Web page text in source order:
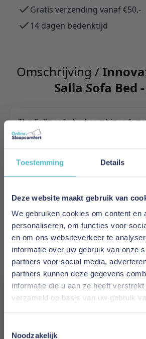
Toestemming Details
Deze website maakt gebruik van
We gebruiken cookies om content en
personaliseren, om functies voor
en om ons websiteverkeer te
informatie over uw gebruik van onze
partners voor social media,
partners kunnen deze gegevens
informatie die u aan ze heeft
verzameld op basis van uw gebruik
Noodzakelijk
Gratis verzending vanaf €50,-
14 dagen bedenktijd
Omschrijving /
Salla Sofa Bed
The Salla sofa bed combines
curved shapes and large storage
bests. Salla is a perfect sofa of
comfort where the supportive
large relaxing area makes Salla
Meer
Merk
Innovation Living
EAN
5700110956956
€ 2.004,00